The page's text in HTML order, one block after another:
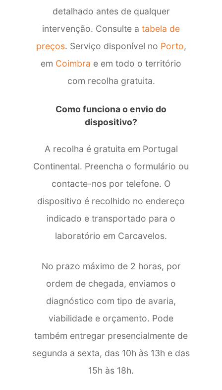
detalhado antes de qualquer
intervenção. Consulte a tabela de
preços. Serviço disponível no Porto,
em Coimbra e em todo o território
com recolha gratuita.
Como funciona o envio do
dispositivo?
A recolha é gratuita em Portugal
Continental. Preencha o formulário ou
contacte-nos por telefone. O
dispositivo é recolhido no endereço
indicado e transportado para o
laboratório em Carcavelos.
No prazo máximo de 2 horas, por
ordem de chegada, enviamos o
diagnóstico com tipo de avaria,
viabilidade e orçamento. Pode
também entregar presencialmente de
segunda a sexta, das 10h às 13h e das
15h às 18h.